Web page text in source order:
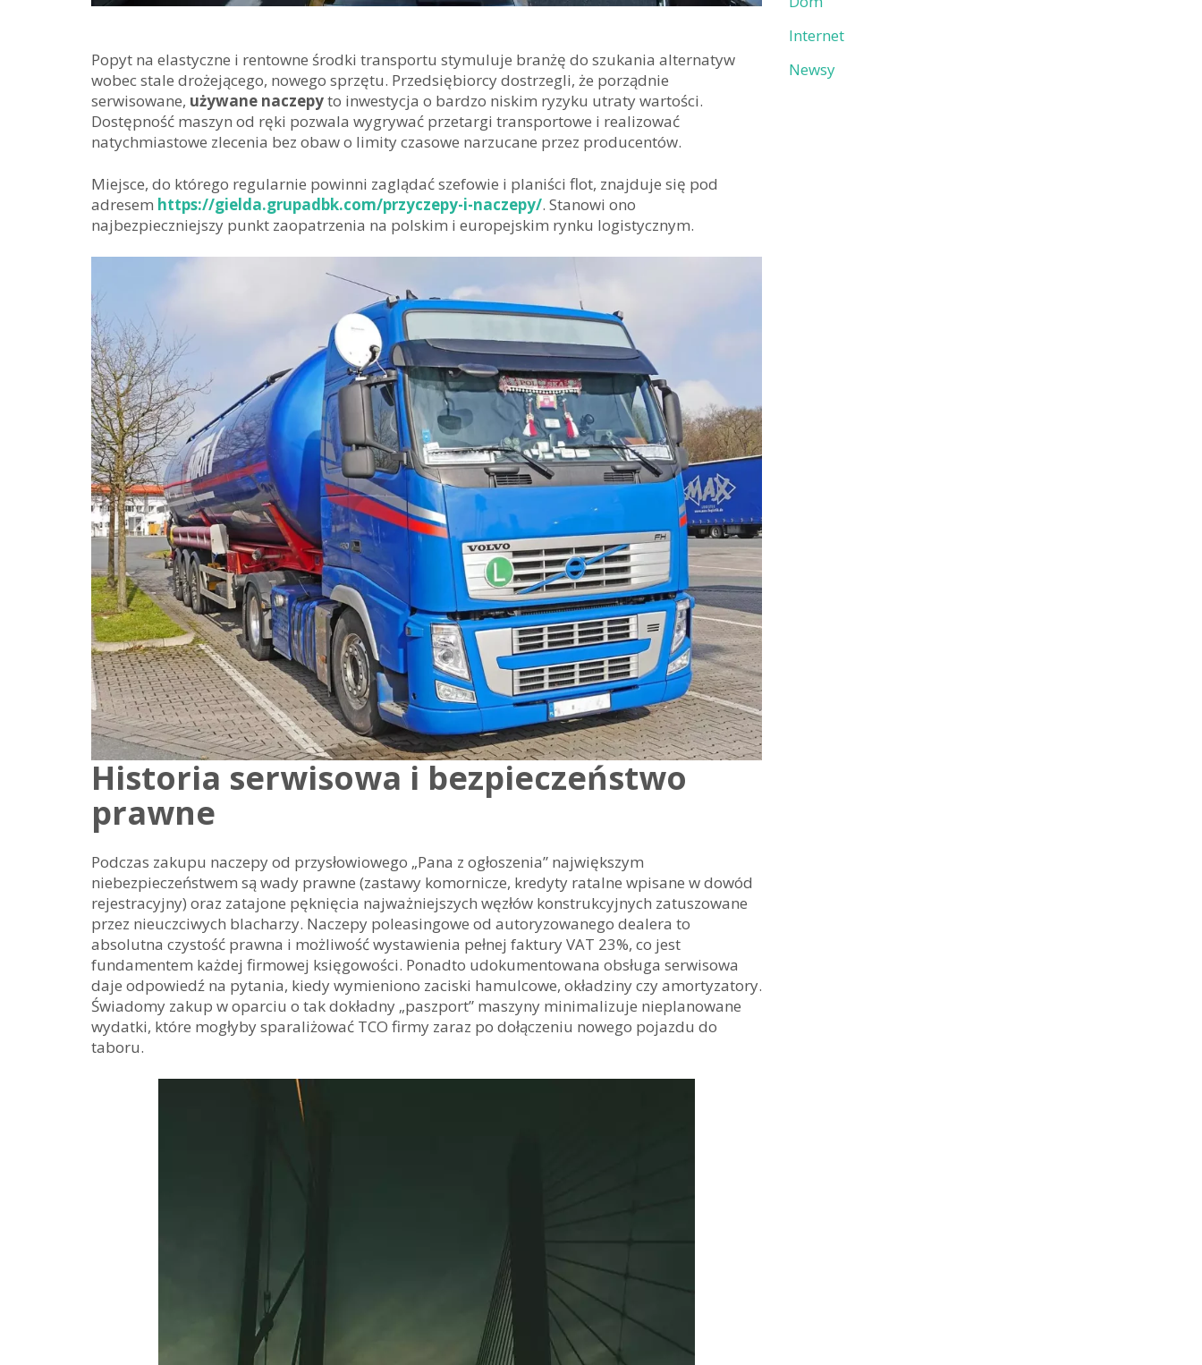
Popyt na elastyczne i rentowne środki transportu stymuluje branżę do szukania alternatyw
wobec stale drożejącego, nowego sprzętu. Przedsiębiorcy dostrzegli, że porządnie
serwisowane, używane naczepyto inwestycja o bardzo niskim ryzyku utraty wartości.
Dostępność maszyn od ręki pozwala wygrywać przetargi transportowe i realizować
natychmiastowe zlecenia bez obaw o limity czasowe narzucane przez producentów.
Miejsce, do którego regularnie powinni zaglądać szefowie i planiści flot, znajduje się pod
adresem https://gielda.grupadbk.com/przyczepy-i-naczepy/. Stanowi ono
najbezpieczniejszy punkt zaopatrzenia na polskim i europejskim rynku logistycznym.
Historia serwisowa i bezpieczeństwo
prawne
Podczas zakupu naczepy od przysłowiowego „Pana z ogłoszenia” największym
niebezpieczeństwem są wady prawne (zastawy komornicze, kredyty ratalne wpisane w dowód
rejestracyjny) oraz zatajone pęknięcia najważniejszych węzłów konstrukcyjnych zatuszowane
przez nieuczciwych blacharzy. Naczepy poleasingowe od autoryzowanego dealera to
absolutna czystość prawna i możliwość wystawienia pełnej faktury VAT 23%, co jest
fundamentem każdej firmowej księgowości. Ponadto udokumentowana obsługa serwisowa
daje odpowiedź na pytania, kiedy wymieniono zaciski hamulcowe, okładziny czy amortyzatory.
Świadomy zakup w oparciu o tak dokładny „paszport” maszyny minimalizuje nieplanowane
wydatki, które mogłyby sparaliżować TCO firmy zaraz po dołączeniu nowego pojazdu do
taboru.
Internet
Newsy